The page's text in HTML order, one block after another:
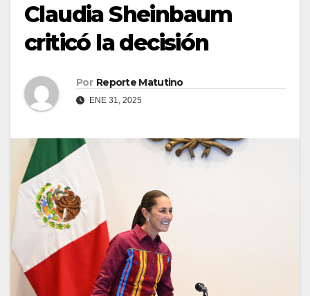
Claudia Sheinbaum
criticó la decisión
Por Reporte Matutino
ENE 31, 2025